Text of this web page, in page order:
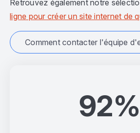
92%
Retrouvez également notre
ligne pour créer un site internet de
Comment contacter l'équipe